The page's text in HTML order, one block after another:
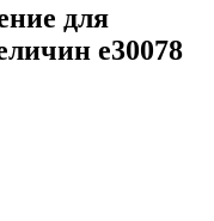
для
e30078